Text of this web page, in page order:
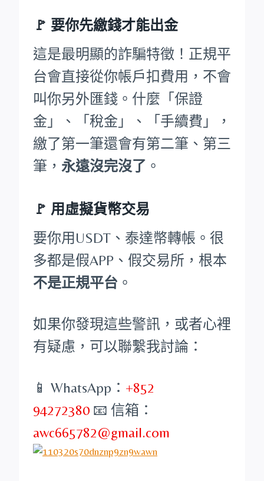
🚩 要你先繳錢才能出金
這是最明顯的詐騙特徵！正規平
台會直接從你帳戶扣費用，不會
叫你另外匯錢。什麼「保證
金」、「稅金」、「手續費」，
繳了第一筆還會有第二筆、第三
筆， 永遠沒完沒了 。
🚩 用虛擬貨幣交易
要你用USDT、泰達幣轉帳。很
多都是假APP、假交易所，根本
不是正規平台 。
如果你發現這些警訊，或者心裡
有疑慮，可以聯繫我討論：
📱 WhatsApp： +852
94272380 📧 信箱：
awc665782@gmail.com